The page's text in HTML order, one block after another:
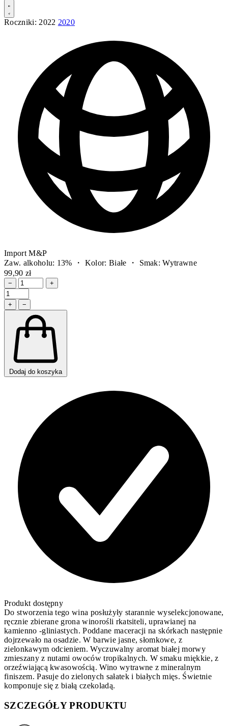
Roczniki: 2022 2020
Import M&P
Zaw. alkoholu: 13% ・ Kolor: Białe ・ Smak: Wytrawne
99,90 zł
− +
+ −
Dodaj do koszyka
Produkt dostępny
Do stworzenia tego wina posłużyły starannie wyselekcjonowane,
ręcznie zbierane grona winorośli rkatsiteli, uprawianej na
kamienno -gliniastych. Poddane maceracji na skórkach następnie
dojrzewało na osadzie. W barwie jasne, słomkowe, z
zielonkawym odcieniem. Wyczuwalny aromat białej morwy
zmieszany z nutami owoców tropikalnych. W smaku miękkie, z
orzeźwiającą kwasowością. Wino wytrawne z mineralnym
finiszem. Pasuje do zielonych sałatek i białych mięs. Świetnie
komponuje się z białą czekoladą.
SZCZEGÓŁY PRODUKTU